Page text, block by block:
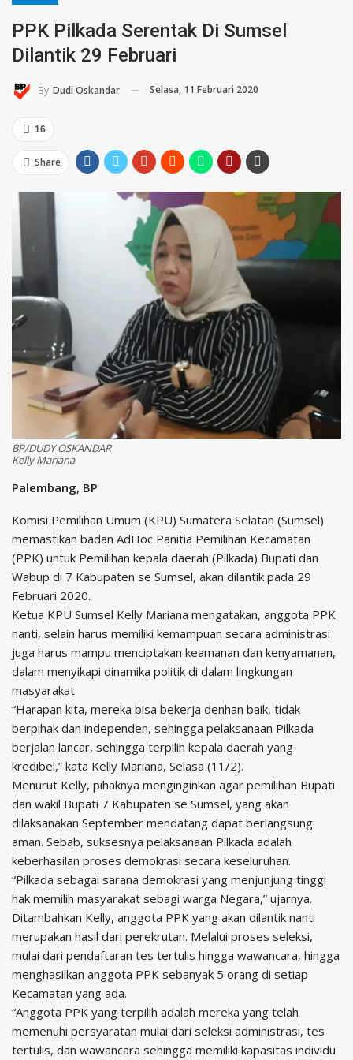
PPK Pilkada Serentak Di Sumsel
Dilantik 29 Februari
By Dudi Oskandar Selasa, 11 Februari 2020
16
Share
BP/DUDY OSKANDAR
Kelly Mariana
Palembang, BP
Komisi Pemilihan Umum (KPU) Sumatera Selatan (Sumsel)
memastikan badan AdHoc Panitia Pemilihan Kecamatan
(PPK) untuk Pemilihan kepala daerah (Pilkada) Bupati dan
Wabup di 7 Kabupaten se Sumsel, akan dilantik pada 29
Februari 2020.
Ketua KPU Sumsel Kelly Mariana mengatakan, anggota PPK
nanti, selain harus memiliki kemampuan secara administrasi
juga harus mampu menciptakan keamanan dan kenyamanan,
dalam menyikapi dinamika politik di dalam lingkungan
masyarakat
“Harapan kita, mereka bisa bekerja denhan baik, tidak
berpihak dan independen, sehingga pelaksanaan Pilkada
berjalan lancar, sehingga terpilih kepala daerah yang
kredibel,” kata Kelly Mariana, Selasa (11/2).
Menurut Kelly, pihaknya menginginkan agar pemilihan Bupati
dan wakil Bupati 7 Kabupaten se Sumsel, yang akan
dilaksanakan September mendatang dapat berlangsung
aman. Sebab, suksesnya pelaksanaan Pilkada adalah
keberhasilan proses demokrasi secara keseluruhan.
“Pilkada sebagai sarana demokrasi yang menjunjung tinggi
hak memilih masyarakat sebagi warga Negara,” ujarnya.
Ditambahkan Kelly, anggota PPK yang akan dilantik nanti
merupakan hasil dari perekrutan. Melalui proses seleksi,
mulai dari pendaftaran tes tertulis hingga wawancara, hingga
menghasilkan anggota PPK sebanyak 5 orang di setiap
Kecamatan yang ada.
“Anggota PPK yang terpilih adalah mereka yang telah
memenuhi persyaratan mulai dari seleksi administrasi, tes
tertulis, dan wawancara sehingga memiliki kapasitas individu